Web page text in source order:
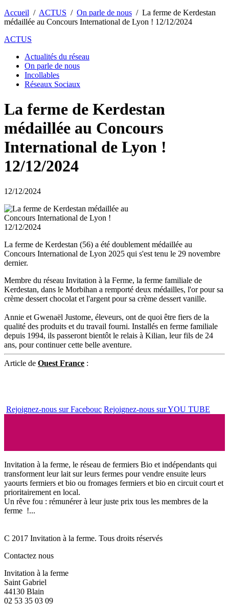
Accueil / ACTUS / On parle de nous / La ferme de Kerdestan
médaillée au Concours International de Lyon ! 12/12/2024
ACTUS
Actualités du réseau
On parle de nous
Incollables
Réseaux Sociaux
La ferme de Kerdestan
médaillée au Concours
International de Lyon !
12/12/2024
12/12/2024
La ferme de Kerdestan (56) a été doublement médaillée au
Concours International de Lyon 2025 qui s'est tenu le 29 novembre
dernier.
Membre du réseau Invitation à la Ferme, la ferme familiale de
Kerdestan, dans le Morbihan a remporté deux médailles, l'or pour sa
crème dessert chocolat et l'argent pour sa crème dessert vanille.
Annie et Gwenaël Justome, éleveurs, ont de quoi être fiers de la
qualité des produits et du travail fourni. Installés en ferme familiale
depuis 1994, ils passeront bientôt le relais à Kilian, leur fils de 24
ans, pour continuer cette belle aventure.
Article de Ouest France :
Rejoignez-nous sur Facebouc Rejoignez-nous sur YOU TUBE
Invitation à la ferme, le réseau de fermiers Bio et indépendants qui
transforment leur lait sur leurs fermes pour vendre ensuite leurs
yaourts fermiers et bio ou fromages fermiers et bio en circuit court et
prioritairement en local.
Un rêve fou : rémunérer à leur juste prix tous les membres de la
ferme !...
C 2017 Invitation à la ferme. Tous droits réservés
Contactez nous
Invitation à la ferme
Saint Gabriel
44130 Blain
02 53 35 03 09